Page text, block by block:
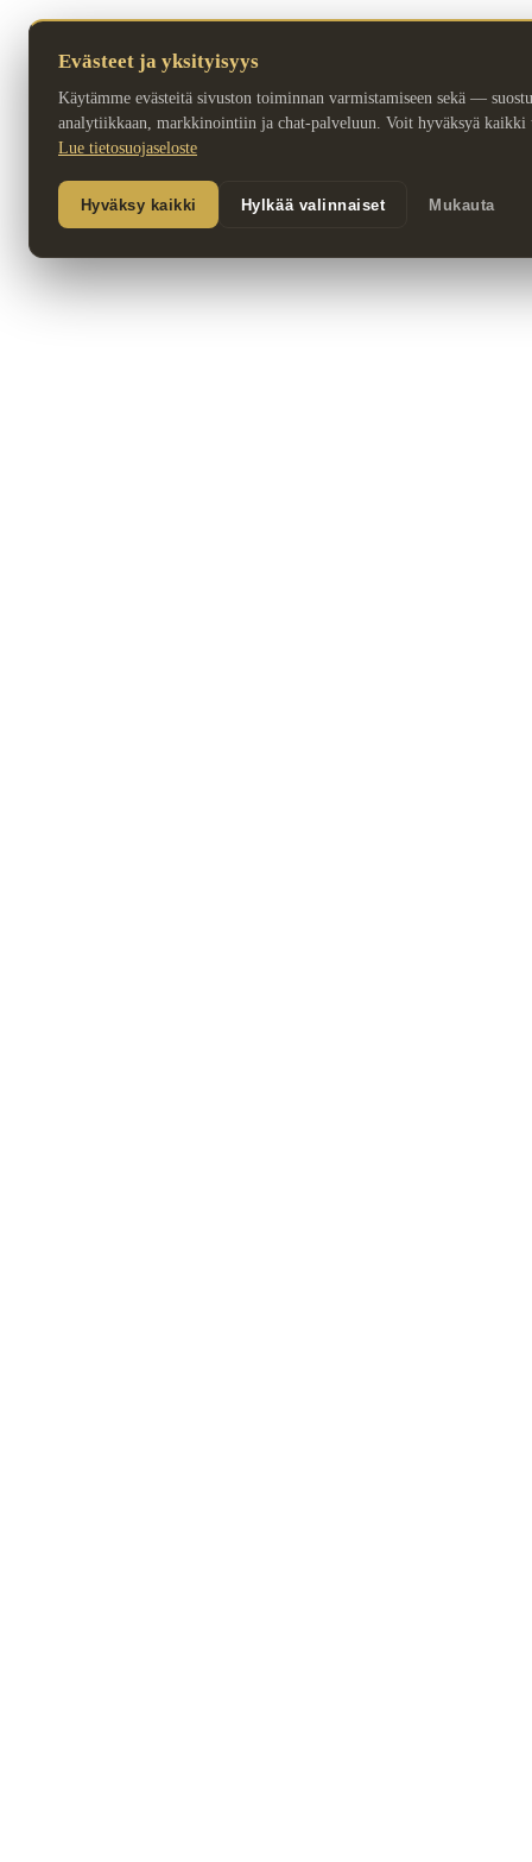
Evästeet ja yksityisyys
Käytämme evästeitä sivuston toiminnan varmistamiseen sekä —
analytiikkaan, markkinointiin ja chat-palveluun. Voit hyväksyä kaikki
Lue tietosuojaseloste
Hyväksy kaikki Hylkää valinnaiset Mukauta